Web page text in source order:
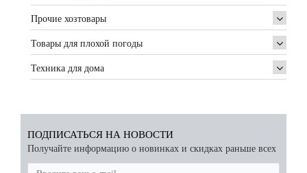
Прочие хозтовары
Товары для плохой погоды
Техника для дома
ПОДПИСАТЬСЯ НА НОВОСТИ
Получайте информацию о новинках и скидках раньше всех